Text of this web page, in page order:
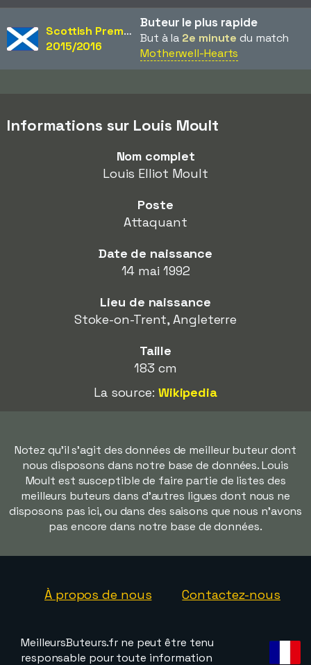
Scottish Premiership
2015/2016
Buteur le plus rapide
But à la 2e minute du match
Motherwell-Hearts
Informations sur Louis Moult
Nom complet
Louis Elliot Moult
Poste
Attaquant
Date de naissance
14 mai 1992
Lieu de naissance
Stoke-on-Trent, Angleterre
Taille
183 cm
La source: Wikipedia
Notez qu'il s'agit des données de meilleur buteur dont
nous disposons dans notre base de données. Louis
Moult est susceptible de faire partie de listes des
meilleurs buteurs dans d'autres ligues dont nous ne
disposons pas ici, ou dans des saisons que nous n'avons
pas encore dans notre base de données.
À propos de nous Contactez-nous
MeilleursButeurs.fr ne peut être tenu
responsable pour toute information